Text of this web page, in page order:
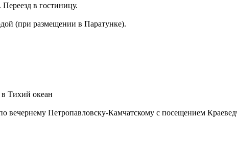
в гостиницу.
(при размещении в Паратунке).
Тихий океан
Петропавловску-Камчатскому с посещением